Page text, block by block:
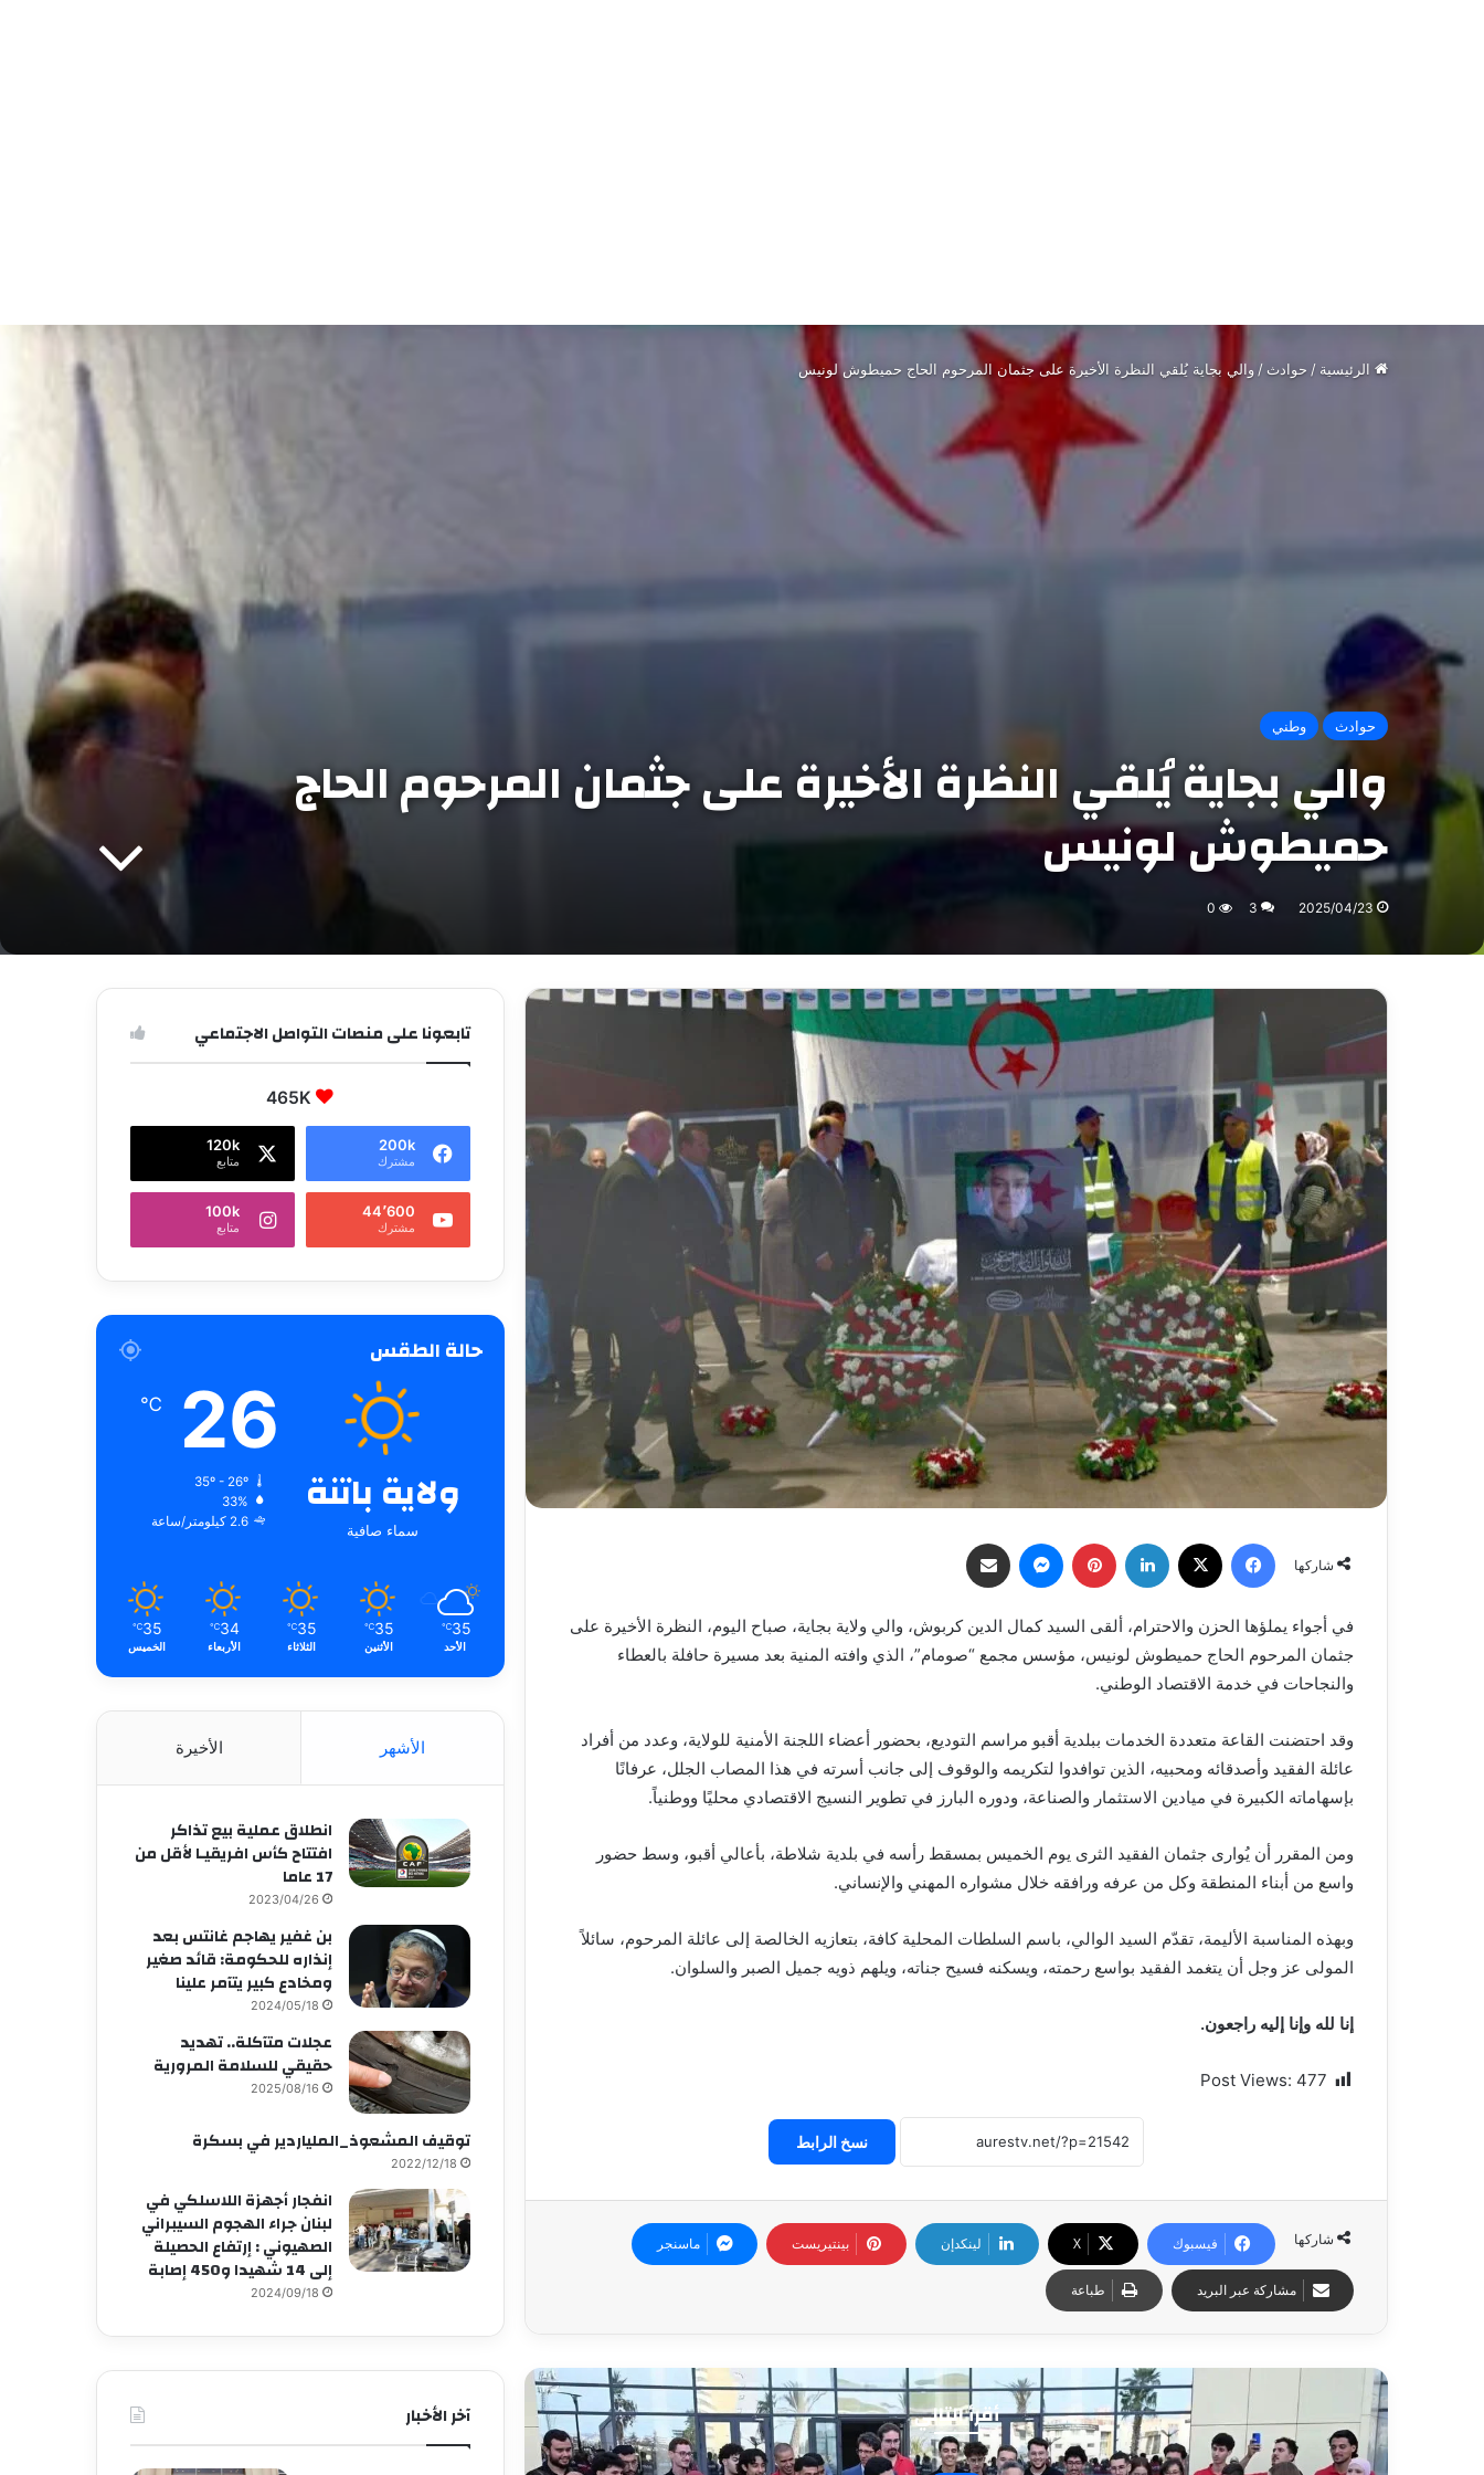
الرئيسية / حوادث / والي بجاية يُلقي النظرة الأخيرة على جثمان المرحوم الحاج حميطوش لونيس
حوادث وطني
والي بجاية يُلقي النظرة الأخيرة على جثمان المرحوم الحاج
حميطوش لونيس
2025/04/23
3
0
شاركها
فيسبوك لينكدإن بينتيريست ماسنجر
في أجواء يملؤها الحزن والاحترام، ألقى السيد كمال الدين كربوش، والي ولاية بجاية، صباح اليوم، النظرة الأخيرة على
جثمان المرحوم الحاج حميطوش لونيس، مؤسس مجمع “صومام”، الذي وافته المنية بعد مسيرة حافلة بالعطاء
والنجاحات في خدمة الاقتصاد الوطني.
وقد احتضنت القاعة متعددة الخدمات ببلدية أقبو مراسم التوديع، بحضور أعضاء اللجنة الأمنية للولاية، وعدد من أفراد
عائلة الفقيد وأصدقائه ومحبيه، الذين توافدوا لتكريمه والوقوف إلى جانب أسرته في هذا المصاب الجلل، عرفانًا
بإسهاماته الكبيرة في ميادين الاستثمار والصناعة، ودوره البارز في تطوير النسيج الاقتصادي محليًا ووطنياً.
ومن المقرر أن يُوارى جثمان الفقيد الثرى يوم الخميس بمسقط رأسه في بلدية شلاطة، بأعالي أقبو، وسط حضور
واسع من أبناء المنطقة وكل من عرفه ورافقه خلال مشواره المهني والإنساني.
وبهذه المناسبة الأليمة، تقدّم السيد الوالي، باسم السلطات المحلية كافة، بتعازيه الخالصة إلى عائلة المرحوم، سائلاً
المولى عز وجل أن يتغمد الفقيد بواسع رحمته، ويسكنه فسيح جناته، ويلهم ذويه جميل الصبر والسلوان.
إنا لله وإنا إليه راجعون.
Post Views: 477
نسخ الرابط
شاركها فيسبوك X لينكدإن بينتيريست ماسنجر
مشاركة عبر البريد طباعة
أقرأ التالي
تابعونا على منصات التواصل الاجتماعي
465K
200k
مشترك
120k
متابع
44٬600
مشترك
100k
متابع
حالة الطقس
ولاية باتنة
سماء صافية
26
℃
35º - 26º
33%
2.6 كيلومتر/ساعة
35
℃
الأحد
35
℃
الأثنين
35
℃
الثلاثاء
34
℃
الأربعاء
35
℃
الخميس
الأشهر الأخيرة
انطلاق عملية بيع تذاكر
افتتاح كأس افريقيـا لأقل من
17 عاما
2023/04/26
بن غفير يهاجم غانتس بعد
إنذاره للحكومة: قائد صغير
ومخادع كبير يتآمر علينا
2024/05/18
عجلات متآكلة.. تهديد
حقيقي للسلامة المرورية
2025/08/16
توقيف المشعوذ_الملياردير في بسكرة
2022/12/18
انفجار أجهزة اللاسلكي في
لبنان جراء الهجوم السيبراني
الصهيوني : إرتفاع الحصيلة
إلى 14 شهيدا و450 إصابة
2024/09/18
آخر الأخبار